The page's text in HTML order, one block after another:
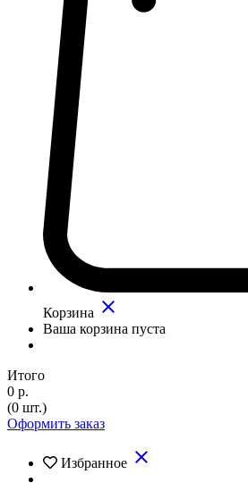
Корзина close
Ваша корзина пуста
Итого
0 р.
(0 шт.)
Оформить заказ
Избранное close